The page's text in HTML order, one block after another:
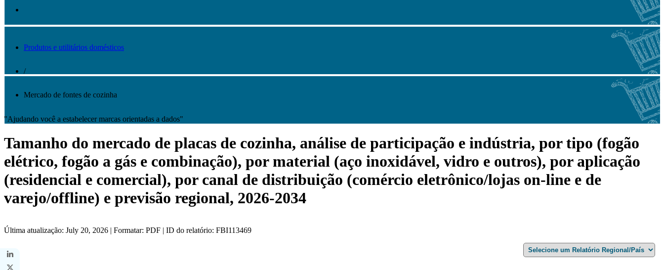
Produtos e utilitários domésticos
/
Mercado de fontes de cozinha
"Ajudando você a estabelecer marcas orientadas a dados"
Tamanho do mercado de placas de cozinha, análise de participação e indústria, por tipo (fogão
elétrico, fogão a gás e combinação), por material (aço inoxidável, vidro e outros), por aplicação
(residencial e comercial), por canal de distribuição (comércio eletrônico/lojas on-line e de
varejo/offline) e previsão regional, 2026-2034
Última atualização: July 20, 2026 | Formatar: PDF | ID do relatório: FBI113469